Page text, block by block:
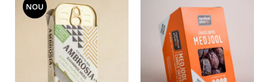
NOU